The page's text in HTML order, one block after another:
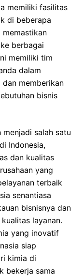
memiliki fasilitas
di beberapa
memastikan
berbagai
memiliki tim
dalam
dan memberikan
bisnis
salah satu
Indonesia,
dan kualitas
yang
terbaik
senantiasa
bisnisnya dan
layanan.
yang inovatif
siap
kimia di
bekerja sama